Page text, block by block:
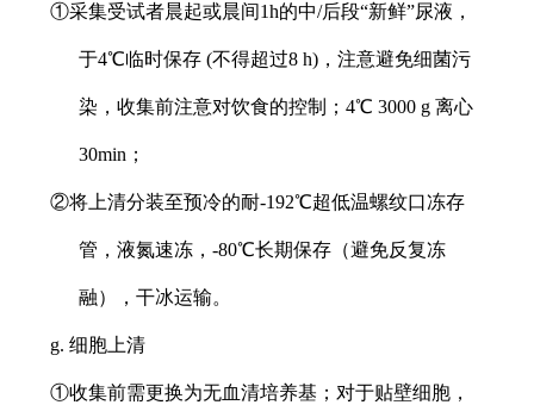
①采集受试者晨起或晨间1h的中/后段“新鲜”尿液，
于4℃临时保存 (不得超过8 h)，注意避免细菌污
染，收集前注意对饮食的控制；4℃ 3000 g 离心
30min；
②将上清分装至预冷的耐-192℃超低温螺纹口冻存
管，液氮速冻，-80℃长期保存（避免反复冻
融），干冰运输。
g. 细胞上清
①收集前需更换为无血清培养基；对于贴壁细胞，